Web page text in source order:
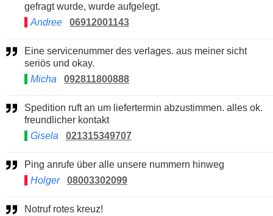
gefragt wurde, wurde aufgelegt.
Andree
06912001143
Eine servicenummer des verlages. aus meiner sicht
seriös und okay.
Micha
092811800888
Spedition ruft an um liefertermin abzustimmen. alles ok.
freundlicher kontakt
Gisela
021315349707
Ping anrufe über alle unsere nummern hinweg
Holger
08003302099
Notruf rotes kreuz!